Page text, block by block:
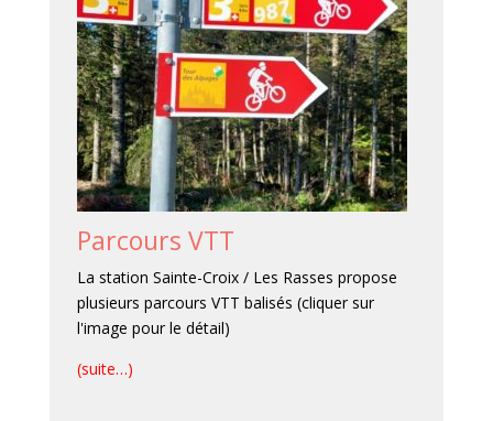
Parcours VTT
La station Sainte-Croix / Les Rasses propose
plusieurs parcours VTT balisés (cliquer sur
l'image pour le détail)
(suite…)